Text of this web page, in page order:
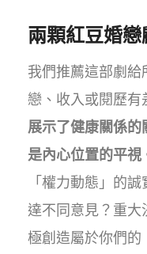
兩顆紅豆婚戀
我們推薦這部劇
戀、收入或閱歷有
展示了健康關係
是內心位置的平視
「權力動態」的
達不同意見？重大
極創造屬於你們的